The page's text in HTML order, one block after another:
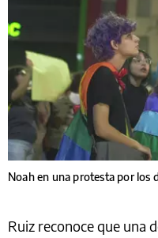
Noah en una protesta por los
Ruiz reconoce que una